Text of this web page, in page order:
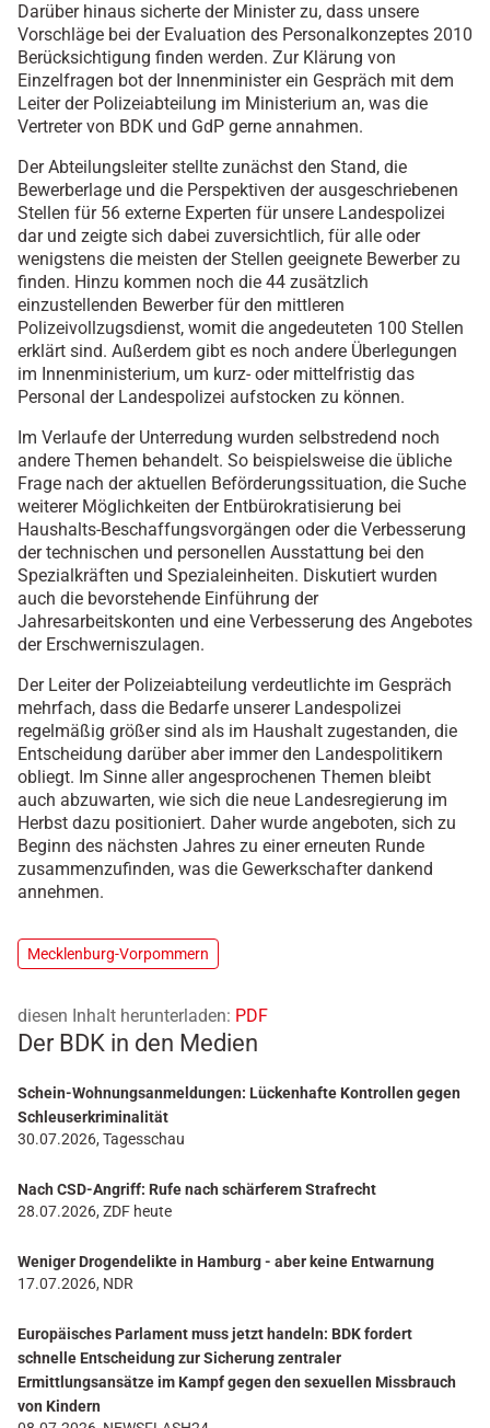
Darüber hinaus sicherte der Minister zu, dass unsere
Vorschläge bei der Evaluation des Personalkonzeptes 2010
Berücksichtigung finden werden. Zur Klärung von
Einzelfragen bot der Innenminister ein Gespräch mit dem
Leiter der Polizeiabteilung im Ministerium an, was die
Vertreter von BDK und GdP gerne annahmen.
Der Abteilungsleiter stellte zunächst den Stand, die
Bewerberlage und die Perspektiven der ausgeschriebenen
Stellen für 56 externe Experten für unsere Landespolizei
dar und zeigte sich dabei zuversichtlich, für alle oder
wenigstens die meisten der Stellen geeignete Bewerber zu
finden. Hinzu kommen noch die 44 zusätzlich
einzustellenden Bewerber für den mittleren
Polizeivollzugsdienst, womit die angedeuteten 100 Stellen
erklärt sind. Außerdem gibt es noch andere Überlegungen
im Innenministerium, um kurz- oder mittelfristig das
Personal der Landespolizei aufstocken zu können.
Im Verlaufe der Unterredung wurden selbstredend noch
andere Themen behandelt. So beispielsweise die übliche
Frage nach der aktuellen Beförderungssituation, die Suche
weiterer Möglichkeiten der Entbürokratisierung bei
Haushalts-Beschaffungsvorgängen oder die Verbesserung
der technischen und personellen Ausstattung bei den
Spezialkräften und Spezialeinheiten. Diskutiert wurden
auch die bevorstehende Einführung der
Jahresarbeitskonten und eine Verbesserung des Angebotes
der Erschwerniszulagen.
Der Leiter der Polizeiabteilung verdeutlichte im Gespräch
mehrfach, dass die Bedarfe unserer Landespolizei
regelmäßig größer sind als im Haushalt zugestanden, die
Entscheidung darüber aber immer den Landespolitikern
obliegt. Im Sinne aller angesprochenen Themen bleibt
auch abzuwarten, wie sich die neue Landesregierung im
Herbst dazu positioniert. Daher wurde angeboten, sich zu
Beginn des nächsten Jahres zu einer erneuten Runde
zusammenzufinden, was die Gewerkschafter dankend
annehmen.
Mecklenburg-Vorpommern
diesen Inhalt herunterladen: PDF
Der BDK in den Medien
Schein-Wohnungsanmeldungen: Lückenhafte Kontrollen gegen
Schleuserkriminalität
30.07.2026, Tagesschau
Nach CSD-Angriff: Rufe nach schärferem Strafrecht
28.07.2026, ZDF heute
Weniger Drogendelikte in Hamburg - aber keine Entwarnung
17.07.2026, NDR
Europäisches Parlament muss jetzt handeln: BDK fordert
schnelle Entscheidung zur Sicherung zentraler
Ermittlungsansätze im Kampf gegen den sexuellen Missbrauch
von Kindern